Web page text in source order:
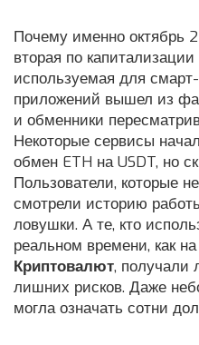
Почему именно октябрь
вторая по
используемая для
приложений вышел из
и обменники
Некоторые сервисы
обмен ETH на USDT, но
Пользователи, которые
смотрели историю
ловушки. А те, кто
реальном времени, как на
Криптовалют, получали
лишних рисков. Даже
могла означать сотни